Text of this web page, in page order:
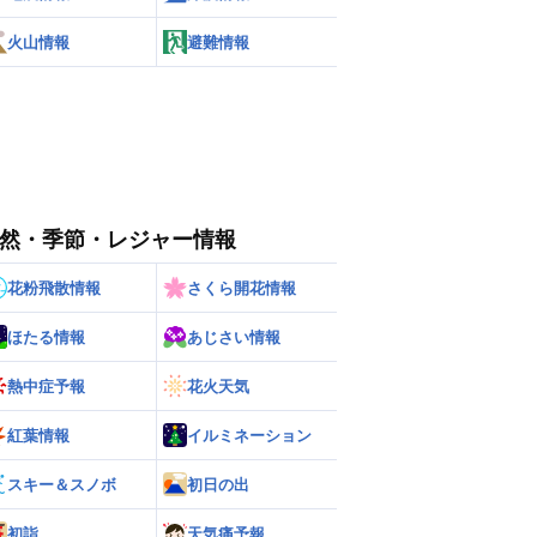
火山情報 避難情報
・季節・レジャー情報
花粉飛散情報 さくら開花情報
ほたる情報 あじさい情報
熱中症予報 花火天気
紅葉情報 イルミネーション
スキー＆スノボ 初日の出
初詣 天気痛予報